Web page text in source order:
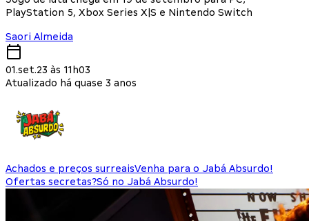
PlayStation 5, Xbox Series X|S e Nintendo Switch
Saori Almeida
01.set.23 às 11h03
Atualizado há quase 3 anos
Achados e preços surreaisVenha para o Jabá Absurdo!
Ofertas secretas?Só no Jabá Absurdo!